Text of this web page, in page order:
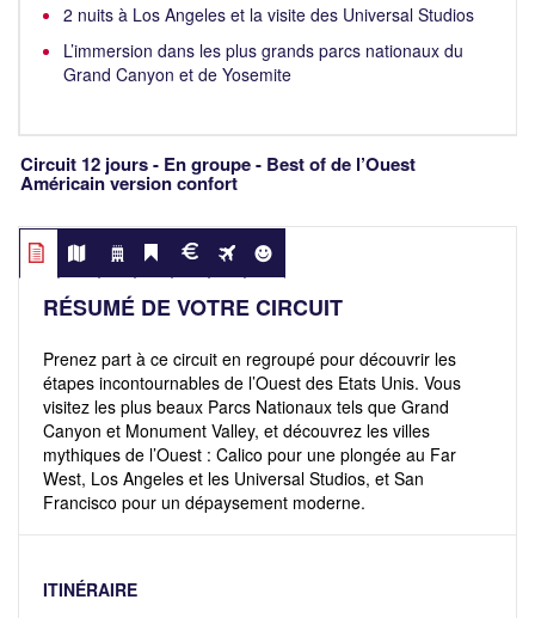
2 nuits à Los Angeles et la visite des Universal Studios
L’immersion dans les plus grands parcs nationaux du
Grand Canyon et de Yosemite
Circuit 12 jours - En groupe - Best of de l’Ouest
Américain version confort
RÉSUMÉ DE VOTRE CIRCUIT
Prenez part à ce circuit en regroupé pour découvrir les
étapes incontournables de l’Ouest des Etats Unis. Vous
visitez les plus beaux Parcs Nationaux tels que Grand
Canyon et Monument Valley, et découvrez les villes
mythiques de l’Ouest : Calico pour une plongée au Far
West, Los Angeles et les Universal Studios, et San
Francisco pour un dépaysement moderne.
ITINÉRAIRE